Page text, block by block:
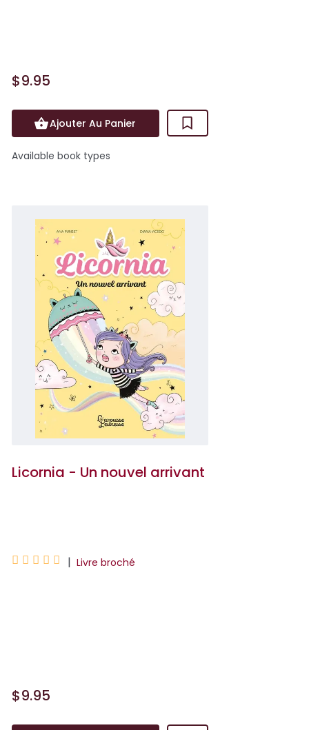
$9.95
Ajouter Au Panier
Available book types
Licornia - Un nouvel arrivant
     | Livre broché
$9.95